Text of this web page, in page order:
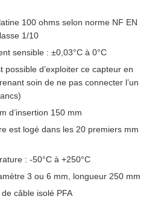
100 ohms selon norme NF EN
1/10
sensible : ±0,03°C à 0°C
possible d’exploiter ce capteur en
soin de ne pas connecter l’un
d’insertion 150 mm
est logé dans les 20 premiers mm
: -50°C à +250°C
3 ou 6 mm, longueur 250 mm
câble isolé PFA